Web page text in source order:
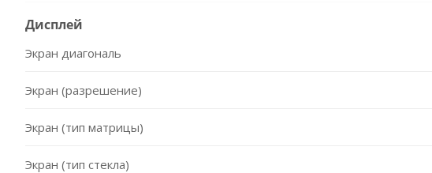
Дисплей
Экран диагональ
Экран (разрешение)
Экран (тип матрицы)
Экран (тип стекла)